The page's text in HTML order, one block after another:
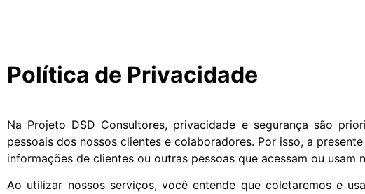
Política de Privacidade
Na Projeto DSD Consultores, privacidade e segurança são
pessoais dos nossos clientes e colaboradores. Por isso, a
informações de clientes ou outras pessoas que acessam ou
Ao utilizar nossos serviços, você entende que coletaremos e